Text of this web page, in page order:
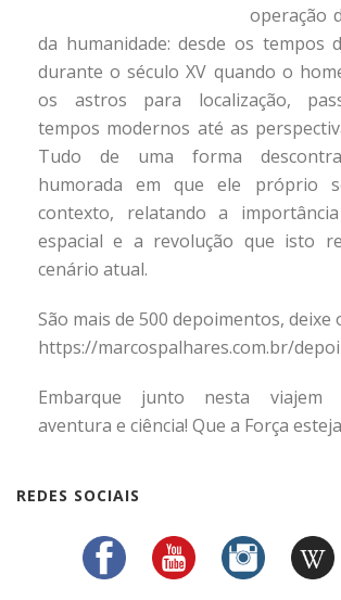
operação
da humanidade: desde os tempos
durante o século XV quando o
os astros para localização,
tempos modernos até as
Tudo de uma forma
humorada em que ele próprio
contexto, relatando a
espacial e a revolução que isto
cenário atual.
São mais de 500 depoimentos, deixe
https://marcospalhares.com.br/
Embarque junto nesta viajem
aventura e ciência! Que a Força
REDES SOCIAIS